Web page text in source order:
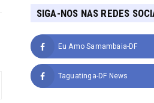
SIGA-NOS NAS REDES
Eu Amo Samambaia-DF
Taguatinga-DF News